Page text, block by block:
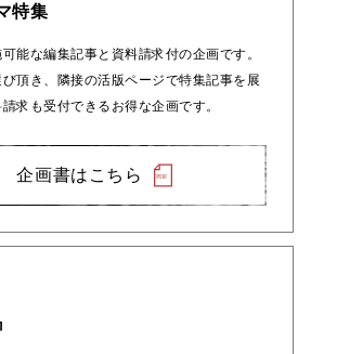
特集
能な編集記事と資料請求付の企画です。
頂き、隣接の活版ページで特集記事を展
求も受付できるお得な企画です。
企画書はこちら